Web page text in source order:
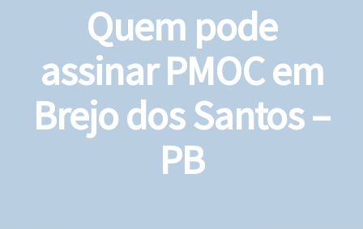
Quem pode
assinar PMOC em
Brejo dos Santos –
PB